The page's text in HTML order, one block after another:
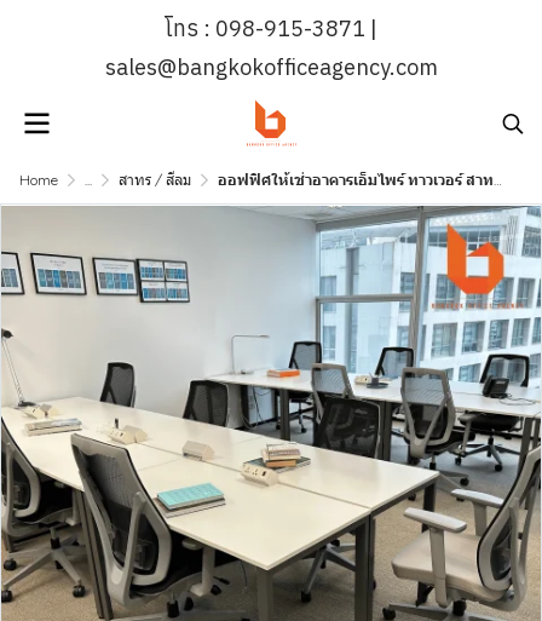
โทร : 098-915-3871 |
sales@bangkokofficeagency.com
Home ... สาทร / สีลม ออฟฟิศให้เช่าอาคารเอ็มไพร์ ทาวเวอร์ สาทร ช่องนนทรี